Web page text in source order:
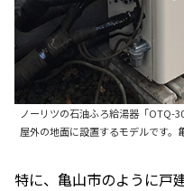
ノーリツの石油ふろ給湯器「OTQ-
屋外の地面に設置するモデルです。
特に、亀山市のように戸